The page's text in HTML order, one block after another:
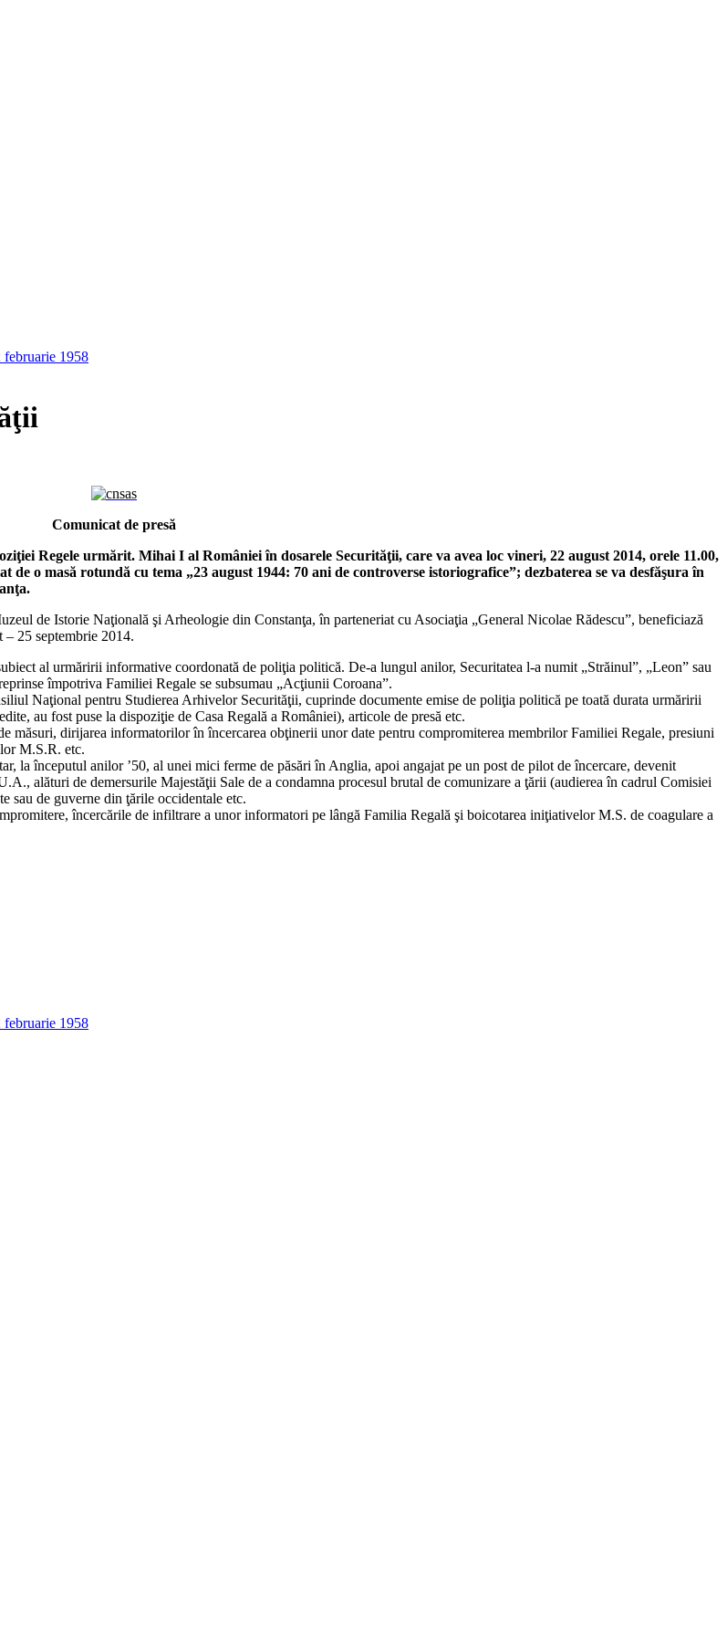
februarie 1958
Comunicat de presă
Regele urmărit. Mihai I al României în dosarele Securităţii, care va avea loc vineri, 22 august 2014, orele 11.00,
o masă rotundă cu tema „23 august 1944: 70 ani de controverse istoriografice”; dezbaterea se va desfăşura în
de Istorie Naţională şi Arheologie din Constanţa, în parteneriat cu Asociaţia „General Nicolae Rădescu”, beneficiază
25 septembrie 2014.
al urmăririi informative coordonată de poliţia politică. De-a lungul anilor, Securitatea l-a numit „Străinul”, „Leon” sau
împotriva Familiei Regale se subsumau „Acţiunii Coroana”.
Naţional pentru Studierea Arhivelor Securităţii, cuprinde documente emise de poliţia politică pe toată durata urmăririi
au fost puse la dispoziţie de Casa Regală a României), articole de presă etc.
măsuri, dirijarea informatorilor în încercarea obţinerii unor date pentru compromiterea membrilor Familiei Regale, presiuni
M.S.R. etc.
la începutul anilor ’50, al unei mici ferme de păsări în Anglia, apoi angajat pe un post de pilot de încercare, devenit
alături de demersurile Majestăţii Sale de a condamna procesul brutal de comunizare a ţării (audierea în cadrul Comisiei
sau de guverne din ţările occidentale etc.
încercările de infiltrare a unor informatori pe lângă Familia Regală şi boicotarea iniţiativelor M.S. de coagulare a
februarie 1958